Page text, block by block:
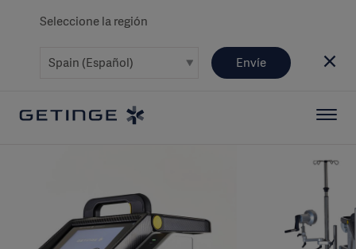
Seleccione la región
Envíe